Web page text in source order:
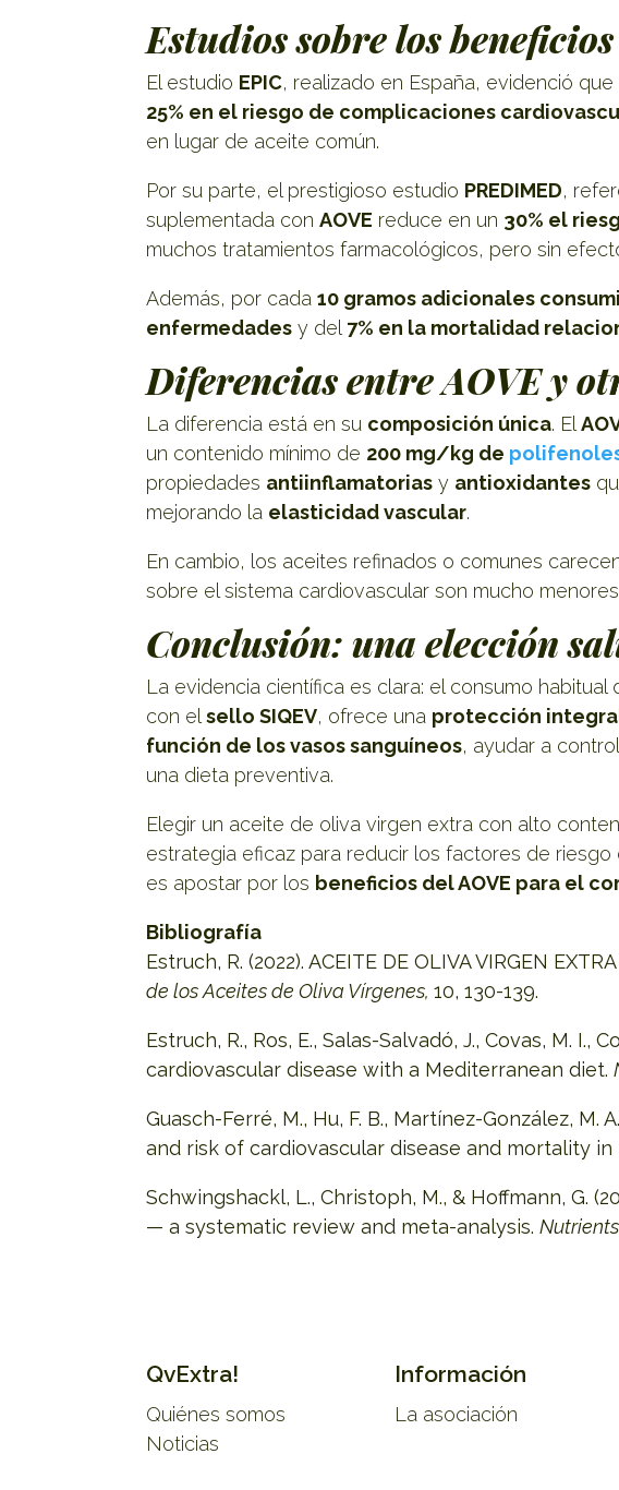
Estudios sobre los
El estudio EPIC, realizado en España, evidenció
25% en el riesgo de complicaciones
en lugar de aceite común.
Por su parte, el prestigioso estudio PREDIMED,
suplementada conAOVE reduce en un 30% el
muchos tratamientos farmacológicos, pero sin
Además, por cada10 gramos adicionales
enfermedades y del7% en la mortalidad
Diferencias entre AOVE y
La diferencia está en su composición única. El
un contenido mínimo de 200 mg/kg de
propiedades antiinflamatorias y antioxidantes
mejorando la elasticidad vascular.
En cambio, los aceites refinados o comunes
sobre el sistema cardiovascular son mucho
Conclusión: una elección
La evidencia científica es clara: el consumo habitual
con elsello SIQEV, ofrece una protección
función de los vasos sanguíneos, ayudar a
una dieta preventiva.
Elegir un aceite de oliva virgen extra con alto
estrategia eficaz para reducir los factores de
es apostar por los beneficios del AOVE para el
Bibliografía
Estruch, R. (2022). ACEITE DE OLIVA VIRGEN
de los Aceites de Oliva Vírgenes,10, 130-139.
Estruch, R., Ros, E., Salas-Salvadó, J., Covas, M. I.,
cardiovascular disease with a Mediterranean diet.
Guasch-Ferré, M., Hu, F. B., Martínez-González, M.
and risk of cardiovascular disease and mortality in
Schwingshackl, L., Christoph, M., & Hoffmann, G.
— a systematic review and meta-analysis.Nutrients
QvExtra!
Quiénes somos
Noticias
Información
La asociación